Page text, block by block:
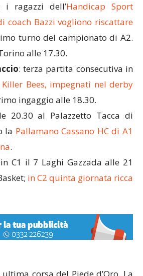
i ragazzi dell’Handicap Sport
coach Bazzi vogliono riscattare
turno del campionato di A2.
alle 17.30.
: terza partita consecutiva in
Killer Bees, impegnati nel derby
ingaggio alle 18.30.
20.30 al Palazzetto Tacca di
la Pallamano Cassano HC di A1
.
C1 il 7 Laghi Gazzada alle 21
in C2 quinta giornata ricca
ultima corsa del Piede d’Oro. La